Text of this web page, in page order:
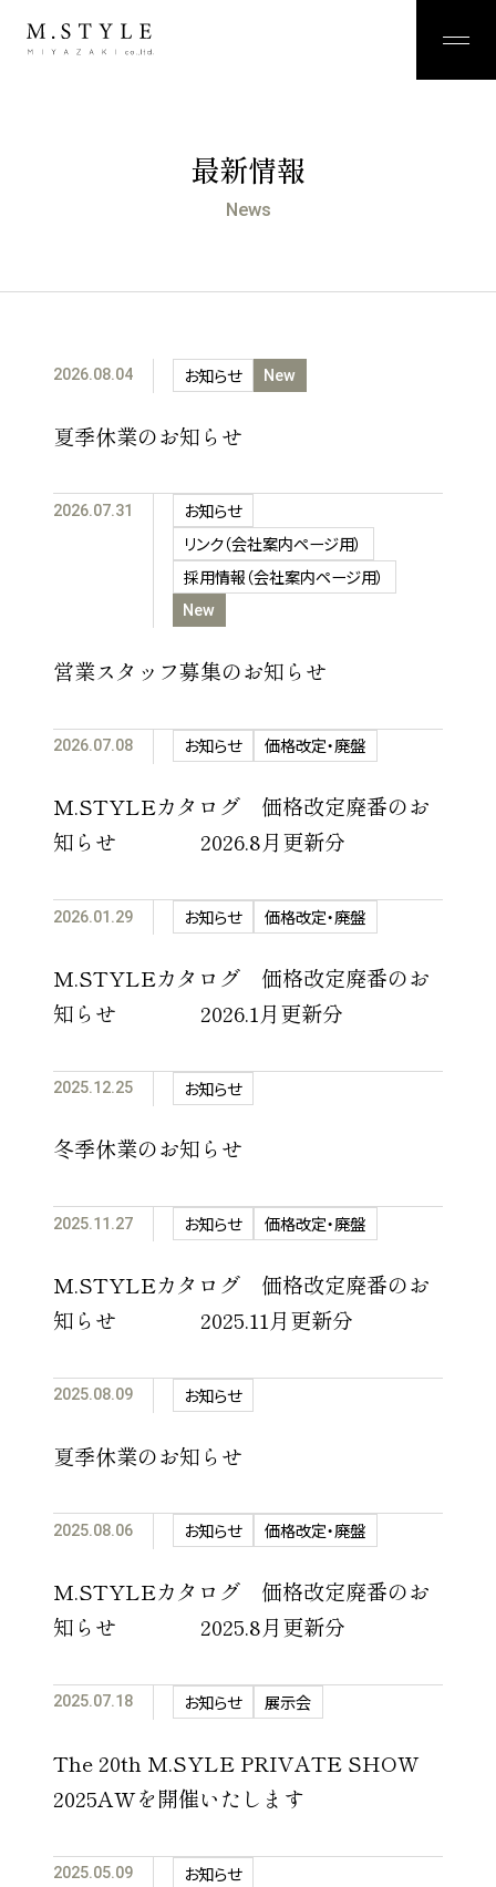
最新情報
News
2026.08.04 お知らせ New
夏季休業のお知らせ
2026.07.31
お知らせ
リンク（会社案内ページ用）
採用情報（会社案内ページ用）
New
営業スタッフ募集のお知らせ
2026.07.08 お知らせ 価格改定・廃盤
M.STYLEカタログ 価格改定廃番のお
知らせ 2026.8月更新分
2026.01.29 お知らせ 価格改定・廃盤
M.STYLEカタログ 価格改定廃番のお
知らせ 2026.1月更新分
2025.12.25 お知らせ
冬季休業のお知らせ
2025.11.27 お知らせ 価格改定・廃盤
M.STYLEカタログ 価格改定廃番のお
知らせ 2025.11月更新分
2025.08.09 お知らせ
夏季休業のお知らせ
2025.08.06 お知らせ 価格改定・廃盤
M.STYLEカタログ 価格改定廃番のお
知らせ 2025.8月更新分
2025.07.18 お知らせ 展示会
The 20th M.SYLE PRIVATE SHOW
2025AWを開催いたします
2025.05.09 お知らせ